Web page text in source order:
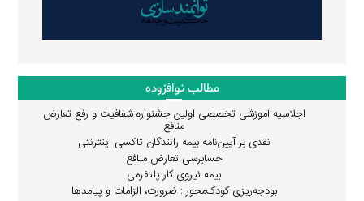
مطالب نوافزوده
اجلاسیه آموزشی تخصصی اولین جشنواره شفافیت و رفع تعارض
منافع
نقدی بر آیین‌نامه بیمه رانندگان تاکسی اینترنتی
حسابرسی تعارض منافع
بیمه نیروی کار پلتفرمی
بودجه‌ریزی کودک‌محور : ضرورت، الزامات و پیامدها